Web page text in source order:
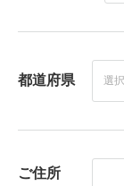
都道府県
ご住所